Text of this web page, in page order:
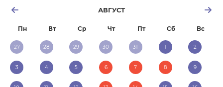
АВГУСТ
Пн Вт Ср Чт Пт Сб Вс
27 28 29 30 31 1 2
3 4 5 6 7 8 9